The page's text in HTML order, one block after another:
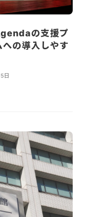
の支援プ
の導入しやす
日